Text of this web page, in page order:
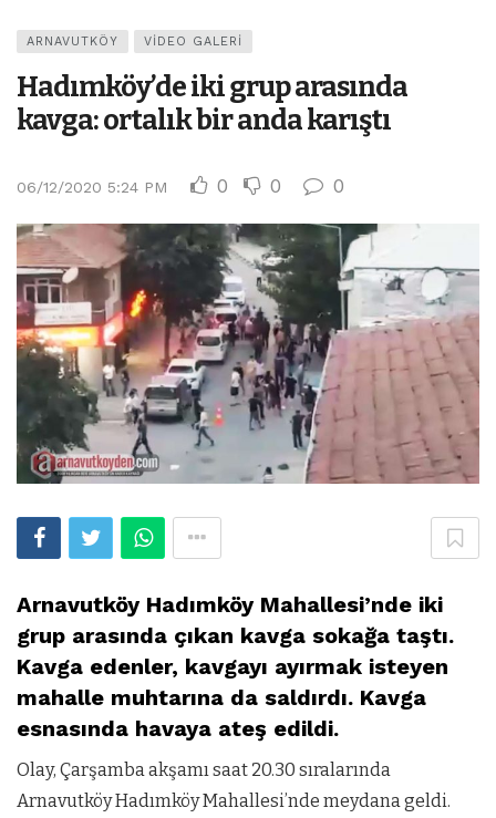
ARNAVUTKÖY VIDEO GALERI
Hadımköy’de iki grup arasında
kavga: ortalık bir anda karıştı
06/12/2020 5:24 PM 0 0 0
Arnavutköy Hadımköy Mahallesi’nde iki
grup arasında çıkan kavga sokağa taştı.
Kavga edenler, kavgayı ayırmak isteyen
mahalle muhtarına da saldırdı. Kavga
esnasında havaya ateş edildi.
Olay, Çarşamba akşamı saat 20.30 sıralarında
Arnavutköy Hadımköy Mahallesi’nde meydana geldi.